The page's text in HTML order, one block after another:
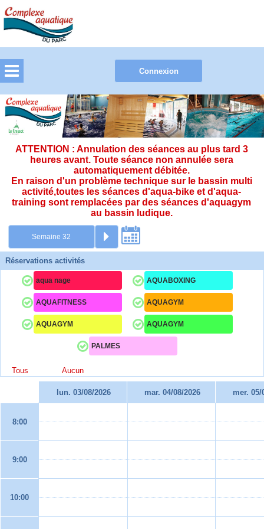
ATTENTION : Annulation des séances au plus tard 3
heures avant. Toute séance non annulée sera
automatiquement débitée.
En raison d'un problème technique sur le bassin multi
activité,toutes les séances d'aqua-bike et d'aqua-
training sont remplacées par des séances d'aquagym
au bassin ludique.
Réservations activités
aqua nage AQUABOXING
AQUAFITNESS AQUAGYM
AQUAGYM AQUAGYM
PALMES
Tous Aucun
lun. 03/08/2026 mar. 04/08/2026 mer. 05/
8:00
9:00
10:00